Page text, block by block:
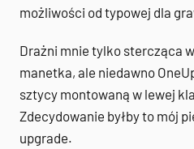
możliwości od typowej dla
Drażni mnie tylko stercząca
manetka, ale niedawno
sztycy montowaną w lewej
Zdecydowanie byłby to mój
upgrade.